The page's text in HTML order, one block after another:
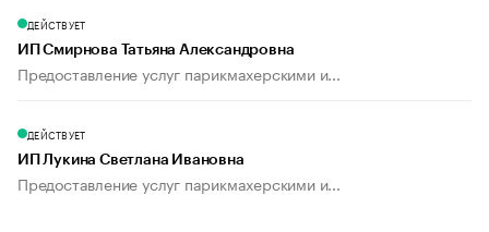
ДЕЙСТВУЕТ
ИП Смирнова Татьяна Александровна
Предоставление услуг парикмахерскими и...
ДЕЙСТВУЕТ
ИП Лукина Светлана Ивановна
Предоставление услуг парикмахерскими и...